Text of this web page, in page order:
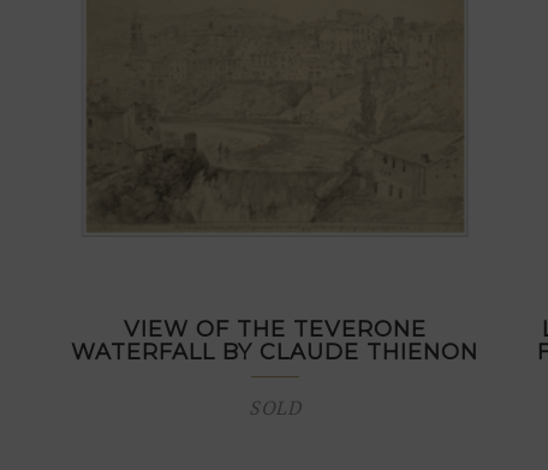
VIEW OF THE TEVERONE
WATERFALL BY CLAUDE THIENON
SOLD